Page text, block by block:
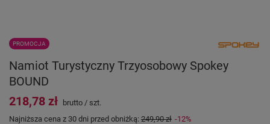
PROMOCJA
Namiot Turystyczny Trzyosobowy Spokey
BOUND
218,78 zł brutto / szt.
Najniższa cena z 30 dni przed obniżką: 249,90 zł -12%